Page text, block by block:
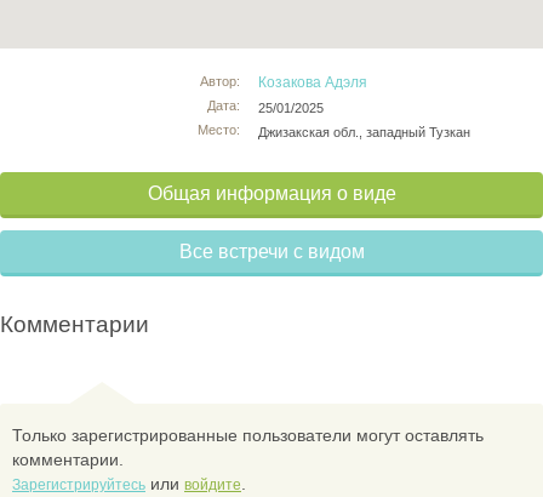
Автор:
Дата:
Место:
Козакова Адэля
25/01/2025
Джизакская обл., западный Тузкан
Общая информация о виде
Все встречи с видом
Комментарии
Только зарегистрированные пользователи могут оставлять
комментарии.
Зарегистрируйтесь или войдите